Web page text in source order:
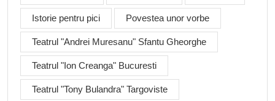
Istorie pentru pici Povestea unor vorbe
Teatrul "Andrei Muresanu" Sfantu Gheorghe
Teatrul "Ion Creanga" Bucuresti
Teatrul "Tony Bulandra" Targoviste